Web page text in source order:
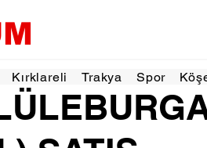
Kırklareli Trakya Spor
8 Oca 2 dakikada okunur